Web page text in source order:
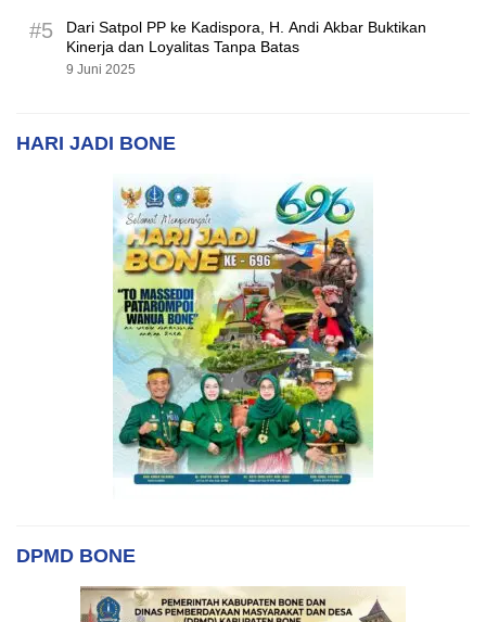
#5
Dari Satpol PP ke Kadispora, H. Andi Akbar Buktikan
Kinerja dan Loyalitas Tanpa Batas
9 Juni 2025
HARI JADI BONE
DPMD BONE